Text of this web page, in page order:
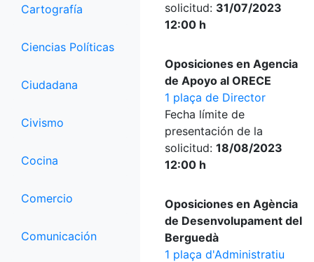
Cartografía
Ciencias Políticas
Ciudadana
Civismo
Cocina
Comercio
Comunicación
solicitud: 31/07/2023
12:00 h
Oposiciones en Agencia
de Apoyo al ORECE
1 plaça de Director
Fecha límite de
presentación de la
solicitud: 18/08/2023
12:00 h
Oposiciones en Agència
de Desenvolupament del
Berguedà
1 plaça d'Administratiu